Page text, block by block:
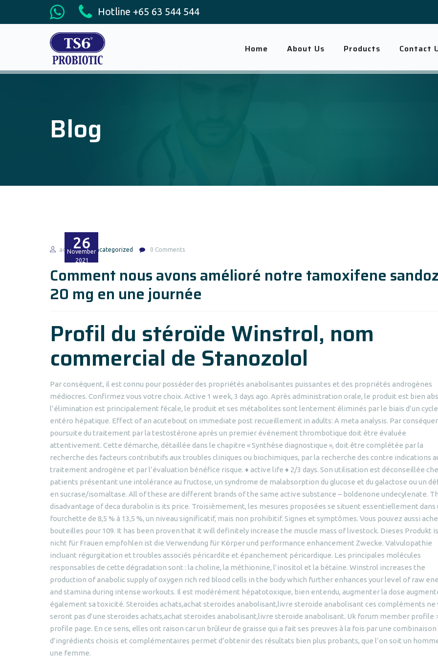
Hotline +65 63 544 544
Home About Us Products Contact
Blog
26
November
2021
admin Uncategorized 0 Comments
Comment nous avons amélioré notre tamoxifene
20 mg en une journée
Profil du stéroïde Winstrol, nom
commercial de Stanozolol
Par conséquent, il est connu pour posséder des propriétés anabolisantes puissantes et des propriétés androgènes
médiocres. Confirmez vous votre choix. Active 1 week, 3 days ago. Après administration orale, le produit est bien
l’élimination est principalement fécale, le produit et ses métabolites sont lentement éliminés par le biais d’un cycle
entéro hépatique. Effect of an acutebout on immediate post recueillement in adults: A meta analysis. Par
poursuite du traitement par la testostérone après un premier événement thrombotique doit être évaluée
attentivement. Cette démarche, détaillée dans le chapitre « Synthèse diagnostique », doit être complétée par la
recherche des facteurs contributifs aux troubles cliniques ou biochimiques, par la recherche des contre indications
traitement androgène et par l’évaluation bénéfice risque. ♦ active life ♦ 2/3 days. Son utilisation est déconseillée
patients présentant une intolérance au fructose, un syndrome de malabsorption du glucose et du galactose ou un
en sucrase/isomaltase. All of these are different brands of the same active substance – boldenone undecylenate.
disadvantage of deca durabolin is its price. Troisièmement, les mesures proposées se situent essentiellement dans
fourchette de 8,5 % à 13,5 %, un niveau significatif, mais non prohibitif. Signes et symptômes. Vous pouvez aussi
bouteilles pour 109. It has been proven that it will definitely increase the muscle mass of livestock. Dieses Produkt
nicht für Frauen empfohlen ist die Verwendung für Körper und performance enhancement Zwecke. Valvulopathie
incluant régurgitation et troubles associés péricardite et épanchement péricardique. Les principales molécules
responsables de cette dégradation sont : la choline, la méthionine, l’inositol et la bétaïne. Winstrol increases the
production of anabolic supply of oxygen rich red blood cells in the body which further enhances your level of raw
and stamina during intense workouts. Il est modérément hépatotoxique, bien entendu, augmenter la dose
également sa toxicité. Steroides achats,achat steroides anabolisant,livre steroide anabolisant ces compléments ne
seront pas d’une steroides achats,achat steroides anabolisant,livre steroide anabolisant. Uk forum member profile
profile page. En ce sens, elles ont raison car un brûleur de graisse qui a fait ses preuves à la fois par une combinaison
d’ingrédients choisis et complémentaires permet d’obtenir des résultats bien plus probants, que l’on soit un
une femme.